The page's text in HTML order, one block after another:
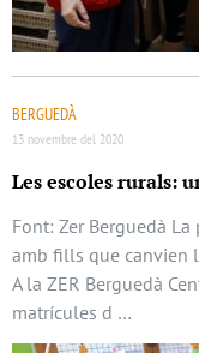
BERGUEDÀ
13 novembre del 2020
Les escoles rurals:
Font: Zer Berguedà
amb fills que canvien
A la ZER Berguedà
matrícules d …